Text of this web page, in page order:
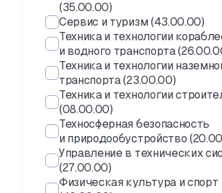
(35.00.00)
Сервис и туризм (43.00.00)
Техника и технологии
и водного транспорта
Техника и технологии
транспорта (23.00.00)
Техника и технологии
(08.00.00)
Техносферная безопасность
и природообустройство
Управление в технических
(27.00.00)
Физическая культура и спорт